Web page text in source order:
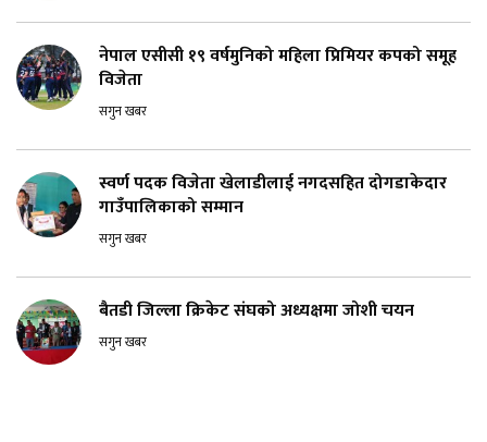
नेपाल एसीसी १९ वर्षमुनिको महिला प्रिमियर कपको समूह
विजेता
सगुन खबर
स्वर्ण पदक विजेता खेलाडीलाई नगदसहित दोगडाकेदार
गाउँपालिकाको सम्मान
सगुन खबर
बैतडी जिल्ला क्रिकेट संघको अध्यक्षमा जोशी चयन
सगुन खबर